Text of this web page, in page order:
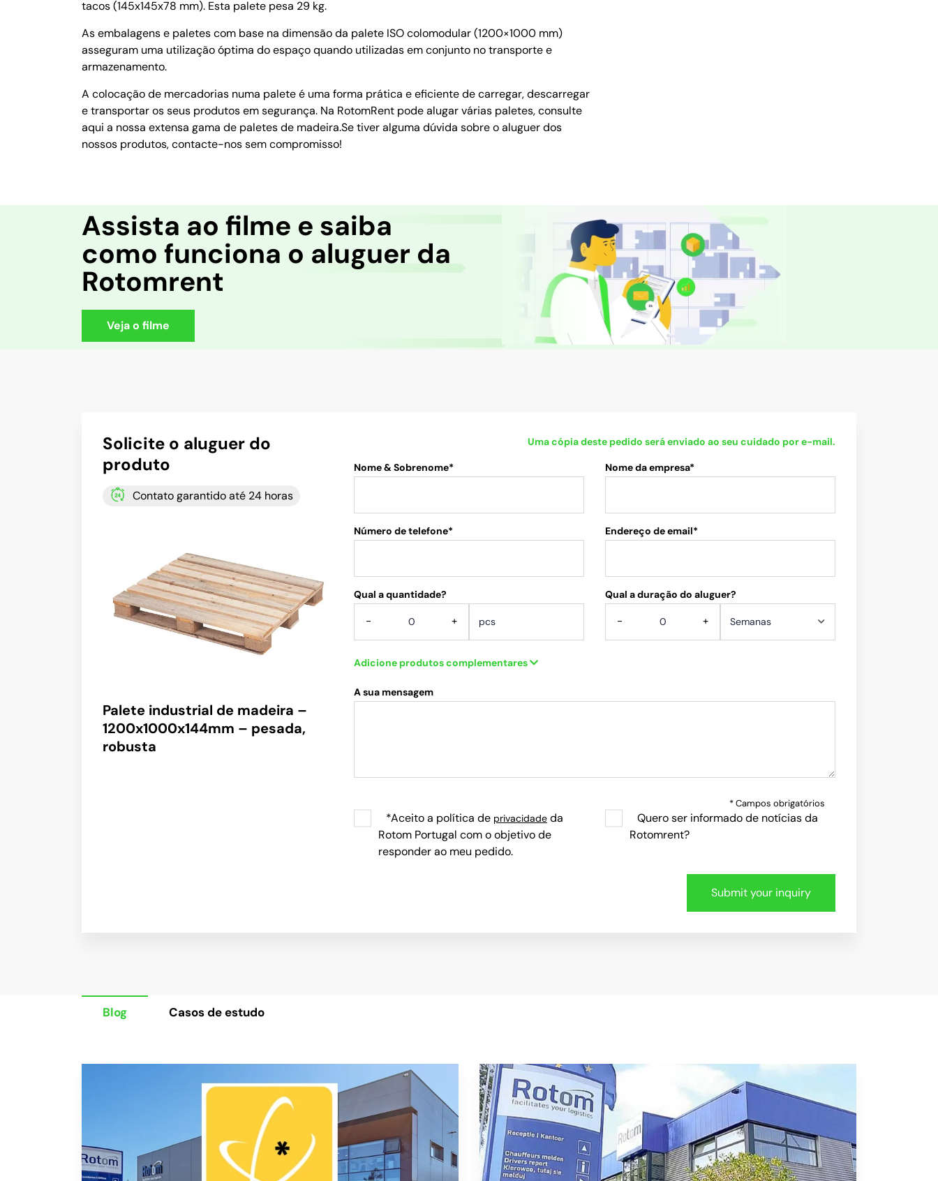
tacos (145x145x78 mm). Esta palete pesa 29 kg.
As embalagens e paletes com base na dimensão da palete ISO colomodular (1200×1000 mm)
asseguram uma utilização óptima do espaço quando utilizadas em conjunto no transporte e
armazenamento.
A colocação de mercadorias numa palete é uma forma prática e eficiente de carregar, descarregar
e transportar os seus produtos em segurança. Na RotomRent pode alugar várias paletes, consulte
aqui a nossa extensa gama de paletes de madeira.Se tiver alguma dúvida sobre o aluguer dos
nossos produtos, contacte-nos sem compromisso!
Assista ao filme e saiba
como funciona o aluguer da
Rotomrent
Veja o filme
Solicite o aluguer do
produto
Contato garantido até 24 horas
Palete industrial de madeira –
1200x1000x144mm – pesada,
robusta
Uma cópia deste pedido será enviado ao seu cuidado por e-mail.
Nome & Sobrenome* Nome da empresa*
Número de telefone* Endereço de email*
Qual a quantidade?
- +
Qual a duração do aluguer?
- +
Adicione produtos complementares
A sua mensagem
* Campos obrigatórios
*Aceito a política de privacidade da
Rotom Portugal com o objetivo de
responder ao meu pedido.
Quero ser informado de notícias da
Rotomrent?
Blog Casos de estudo